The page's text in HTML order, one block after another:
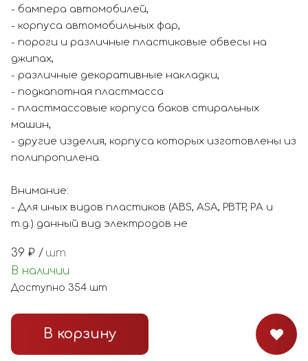
- бампера автомобилей,
- корпуса автомобильных фар,
- пороги и различные пластиковые обвесы на
джипах,
- различные декоративные накладки,
- подкапотная пластмасса
- пластмассовые корпуса баков стиральных
машин,
- другие изделия, корпуса которых изготовлены из
полипропилена.
Внимание:
- Для иных видов пластиков (ABS, ASA, PBTP, РА и
т.д.) данный вид электродов не
39 ₽ / шт
В наличии
Доступно 354 шт
В корзину